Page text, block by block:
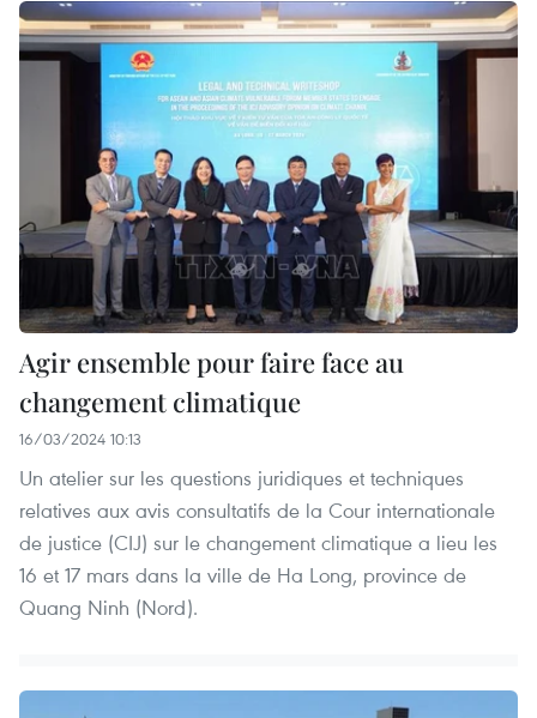
Agir ensemble pour faire face au
changement climatique
16/03/2024 10:13
Un atelier sur les questions juridiques et techniques
relatives aux avis consultatifs de la Cour internationale
de justice (CIJ) sur le changement climatique a lieu les
16 et 17 mars dans la ville de Ha Long, province de
Quang Ninh (Nord).